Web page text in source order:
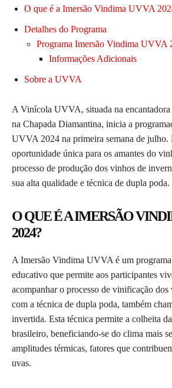
O que é a Imersão Vindima UVVA
Detalhes do Programa
Programa Imersão Vindima UVVA
Informações Adicionais
Sobre a UVVA
A Vinícola UVVA, situada na encantadora
na Chapada Diamantina, inicia a
UVVA 2024 na primeira semana de julho.
oportunidade única para os amantes do
processo de produção dos vinhos de
sua alta qualidade e técnica de dupla poda.
O QUE É A IMERSÃO
2024?
A Imersão Vindima UVVA é um
educativo que permite aos participantes
acompanhar o processo de vinificação
com a técnica de dupla poda, também
invertida. Esta técnica permite a colheita
brasileiro, beneficiando-se do clima mais
amplitudes térmicas, fatores que
uvas.